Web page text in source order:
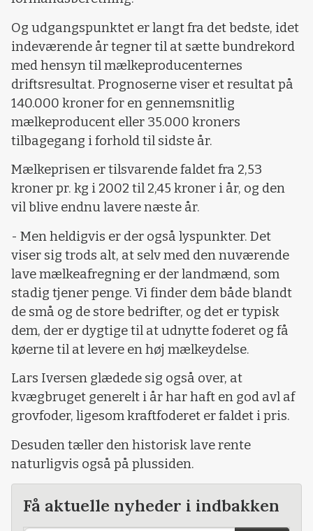
Og udgangspunktet er langt fra det bedste, idet
indeværende år tegner til at sætte bundrekord
med hensyn til mælkeproducenternes
driftsresultat. Prognoserne viser et resultat på
140.000 kroner for en gennemsnitlig
mælkeproducent eller 35.000 kroners
tilbagegang i forhold til sidste år.
Mælkeprisen er tilsvarende faldet fra 2,53
kroner pr. kg i 2002 til 2,45 kroner i år, og den
vil blive endnu lavere næste år.
- Men heldigvis er der også lyspunkter. Det
viser sig trods alt, at selv med den nuværende
lave mælkeafregning er der landmænd, som
stadig tjener penge. Vi finder dem både blandt
de små og de store bedrifter, og det er typisk
dem, der er dygtige til at udnytte foderet og få
køerne til at levere en høj mælkeydelse.
Lars Iversen glædede sig også over, at
kvægbruget generelt i år har haft en god avl af
grovfoder, ligesom kraftfoderet er faldet i pris.
Desuden tæller den historisk lave rente
naturligvis også på plussiden.
Få aktuelle nyheder i indbakken